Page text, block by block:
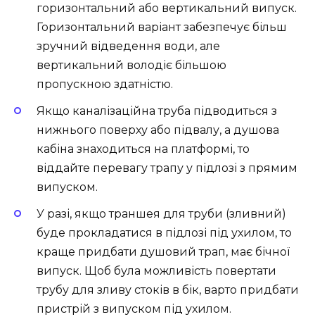
горизонтальний або вертикальний випуск.
Горизонтальний варіант забезпечує більш
зручний відведення води, але
вертикальний володіє більшою
пропускною здатністю.
Якщо каналізаційна труба підводиться з
нижнього поверху або підвалу, а душова
кабіна знаходиться на платформі, то
віддайте перевагу трапу у підлозі з прямим
випуском.
У разі, якщо траншея для труби (зливний)
буде прокладатися в підлозі під ухилом, то
краще придбати душовий трап, має бічної
випуск. Щоб була можливість повертати
трубу для зливу стоків в бік, варто придбати
пристрій з випуском під ухилом.